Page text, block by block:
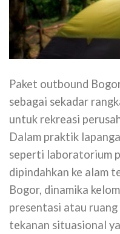
Paket outbound
sebagai sekadar
untuk rekreasi
Dalam praktik
seperti laboratorium
dipindahkan ke alam
Bogor, dinamika
presentasi atau
tekanan situasional